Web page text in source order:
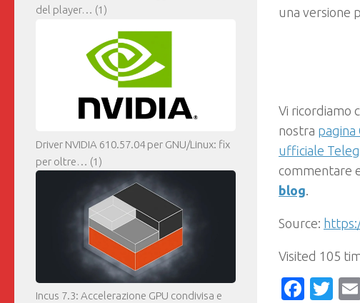
una versione
Vi ricordiamo
nostra pagina
ufficiale
commentare
blog
Source:
Visited 105
del player… (1)
Driver NVIDIA 610.57.04 per GNU/Linux: fix
per oltre… (1)
Incus 7.3: Accelerazione GPU condivisa e